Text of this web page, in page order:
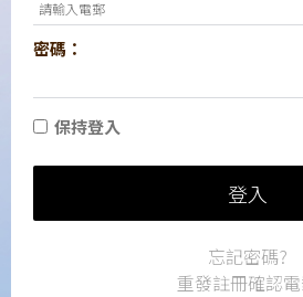
密碼：
保持登入
登入
忘記密碼?
重發註冊確認